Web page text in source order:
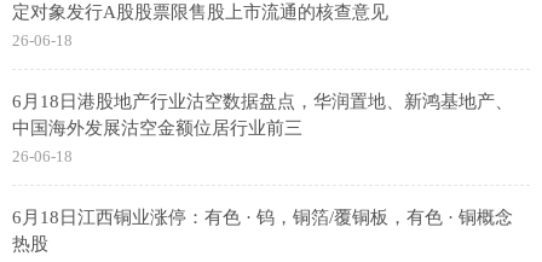
定对象发行A股股票限售股上市流通的核查意见
26-06-18
6月18日港股地产行业沽空数据盘点，华润置地、新鸿基地产、
中国海外发展沽空金额位居行业前三
26-06-18
6月18日江西铜业涨停：有色 · 钨，铜箔/覆铜板，有色 · 铜概念
热股